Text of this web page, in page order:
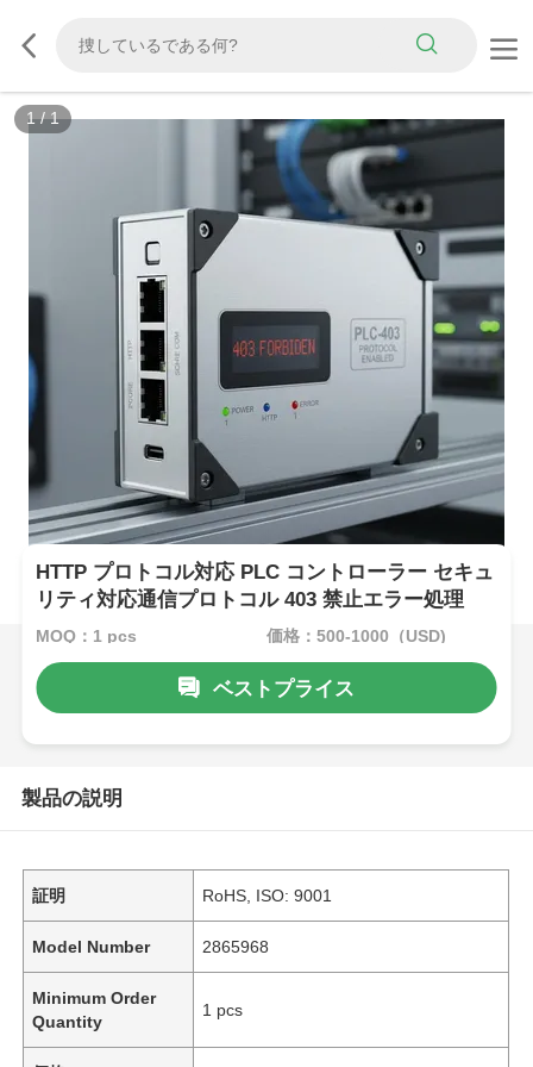
1/1
HTTP プロトコル対応 PLC コントローラー セキュ
リティ対応通信プロトコル 403 禁止エラー処理
MOQ：1 pcs 価格：500-1000（USD)
ベストプライス
製品の説明
証明 RoHS, ISO: 9001
Model Number 2865968
Minimum Order
Quantity
1 pcs